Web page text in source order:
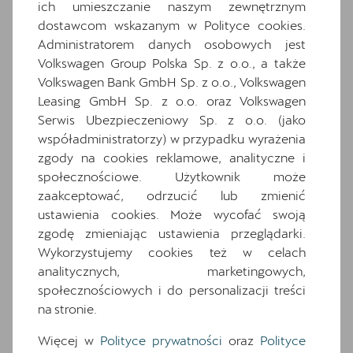
Wybrane elementy
wyposażenia
Ten samochód bazuje na wersjiTerramar
Advantage Edition. Zapoznaj się z wybranymi
elementami jego wyposażenia. O pełną
specyfikację zapytaj dealera.
Wyposażenie standardowe
Wyposażenie dodatkowe i pakiety
2 gniazda USB typu C z przodu i 2 typu C z
tyłu
7 poduszek powietrznych (2 przednie, 2
boczne, 2 kurtyny powietrzne, poduszka
centralna)
Traffic Assist
ich umieszczanie naszym zewnętrznym
dostawcom wskazanym w Polityce cookies.
Administratorem danych osobowych jest
Volkswagen Group Polska Sp. z o.o., a także
Volkswagen Bank GmbH Sp. z o.o., Volkswagen
Leasing GmbH Sp. z o.o. oraz Volkswagen
Serwis Ubezpieczeniowy Sp. z o.o. (jako
współadministratorzy) w przypadku wyrażenia
zgody na cookies reklamowe, analityczne i
społecznościowe. Użytkownik może
zaakceptować, odrzucić lub zmienić
ustawienia cookies. Może wycofać swoją
zgodę zmieniając ustawienia przeglądarki.
Wykorzystujemy cookies też w celach
analitycznych, marketingowych,
społecznościowych i do personalizacji treści
na stronie.
Więcej w Polityce prywatności oraz Polityce